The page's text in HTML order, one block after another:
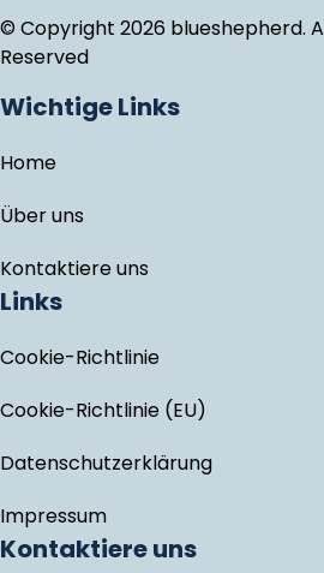
© Copyright 2026 blueshepherd.
Reserved
Wichtige Links
Home
Über uns
Kontaktiere uns
Links
Cookie-Richtlinie
Cookie-Richtlinie (EU)
Datenschutzerklärung
Impressum
Kontaktiere uns